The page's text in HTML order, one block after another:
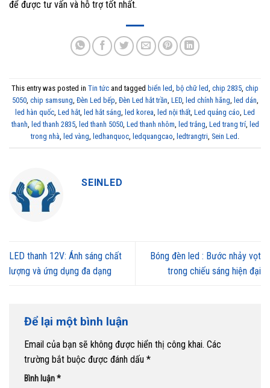
để được tư vấn và hỗ trợ tốt nhất.
This entry was posted in Tin tức and tagged biển led, bộ chữ led, chip 2835, chip
5050, chip samsung, Đèn Led bếp, Đèn Led hắt trần, LED, led chính hãng, led dán,
led hàn quốc, Led hắt, led hắt sáng, led korea, led nội thất, Led quảng cáo, Led
thanh, led thanh 2835, led thanh 5050, Led thanh nhôm, led trắng, Led trang trí, led
trong nhà, led vàng, ledhanquoc, ledquangcao, ledtrangtri, Sein Led .
SEINLED
LED thanh 12V: Ánh sáng chất
lượng và ứng dụng đa dạng
Bóng đèn led : Bước nhảy vọt
trong chiếu sáng hiện đại
Để lại một bình luận
Email của bạn sẽ không được hiển thị công khai. Các
trường bắt buộc được đánh dấu *
Bình luận*